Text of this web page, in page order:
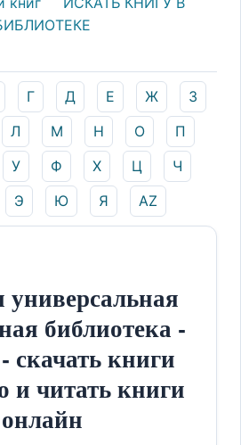
Г Д Е Ж
З
Л М Н О
П
У Ф Х Ц
Ч
Э Ю Я AZ
библиотека -
скачать книги
и читать книги
онлайн